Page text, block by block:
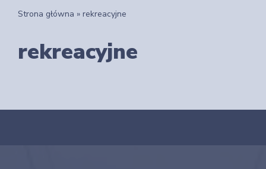
Strona główna » rekreacyjne
rekreacyjne